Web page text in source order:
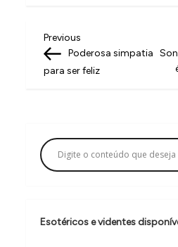
N
a
g
a
ç
o
Previous
Post
Previous
Poderosa simpatia
para ser feliz
Esotéricos e videntes